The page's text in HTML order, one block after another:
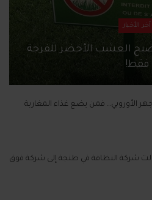
آخر الأخبار
العشب الأخضر للفرجة
فقط!
الأوروبي… فمن يضع غذاء المغاربة
شركة النظافة في طنجة إلى شركة فوق